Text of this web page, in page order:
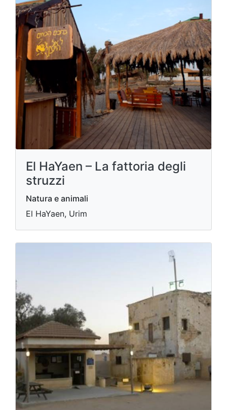
El HaYaen – La fattoria degli
struzzi
Natura e animali
El HaYaen, Urim